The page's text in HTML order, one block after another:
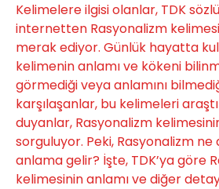
Kelimelere ilgisi olanlar, TDK
internetten Rasyonalizm
merak ediyor. Günlük hayatta
kelimenin anlamı ve kökeni
görmediği veya anlamını
karşılaşanlar, bu kelimeleri
duyanlar, Rasyonalizm
sorguluyor. Peki, Rasyonalizm
anlama gelir? İşte, TDK’ya göre
kelimesinin anlamı ve diğer